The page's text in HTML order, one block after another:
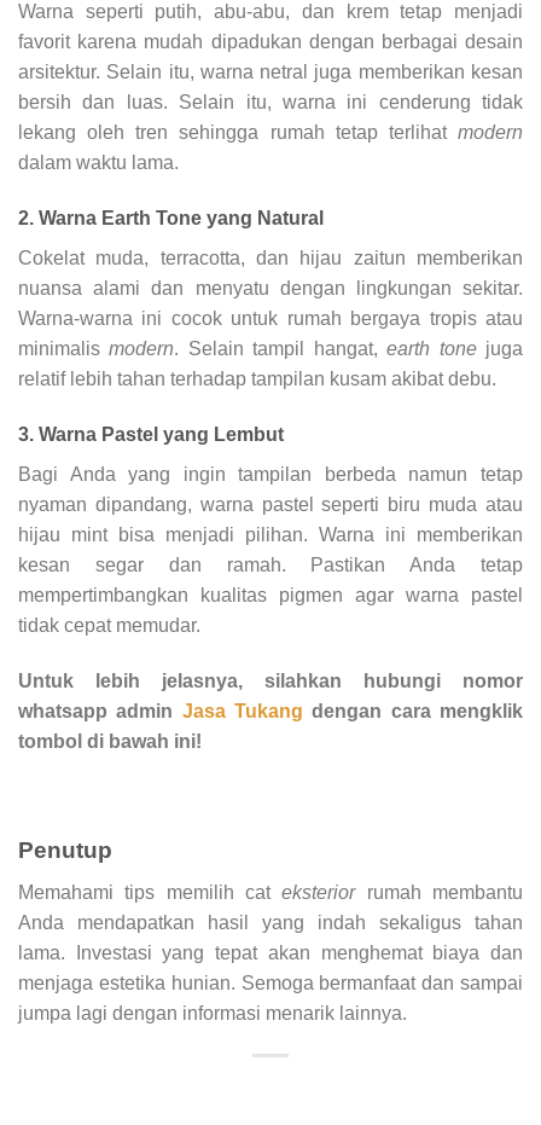
Warna seperti putih, abu-abu, dan krem tetap menjadi
favorit karena mudah dipadukan dengan berbagai desain
arsitektur. Selain itu, warna netral juga memberikan kesan
bersih dan luas. Selain itu, warna ini cenderung tidak
lekang oleh tren sehingga rumah tetap terlihat modern
dalam waktu lama.
2. Warna Earth Tone yang Natural
Cokelat muda, terracotta, dan hijau zaitun memberikan
nuansa alami dan menyatu dengan lingkungan sekitar.
Warna-warna ini cocok untuk rumah bergaya tropis atau
minimalismodern. Selain tampil hangat,earth tonejuga
relatif lebih tahan terhadap tampilan kusam akibat debu.
3. Warna Pastel yang Lembut
Bagi Anda yang ingin tampilan berbeda namun tetap
nyaman dipandang, warna pastel seperti biru muda atau
hijau mint bisa menjadi pilihan. Warna ini memberikan
kesan segar dan ramah. Pastikan Anda tetap
mempertimbangkan kualitas pigmen agar warna pastel
tidak cepat memudar.
Untuk lebih jelasnya, silahkan hubungi nomor
whatsapp admin Jasa Tukang dengan cara mengklik
tombol di bawah ini!
Penutup
Memahami tips memilih cateksteriorrumah membantu
Anda mendapatkan hasil yang indah sekaligus tahan
lama. Investasi yang tepat akan menghemat biaya dan
menjaga estetika hunian. Semoga bermanfaat dan sampai
jumpa lagi dengan informasi menarik lainnya.